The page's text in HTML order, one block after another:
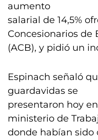
aumento
salarial de 14,5%
Concesionarios de
(ACB), y pidió un
Espinach señaló
guardavidas se
presentaron hoy
ministerio de
donde habían sido